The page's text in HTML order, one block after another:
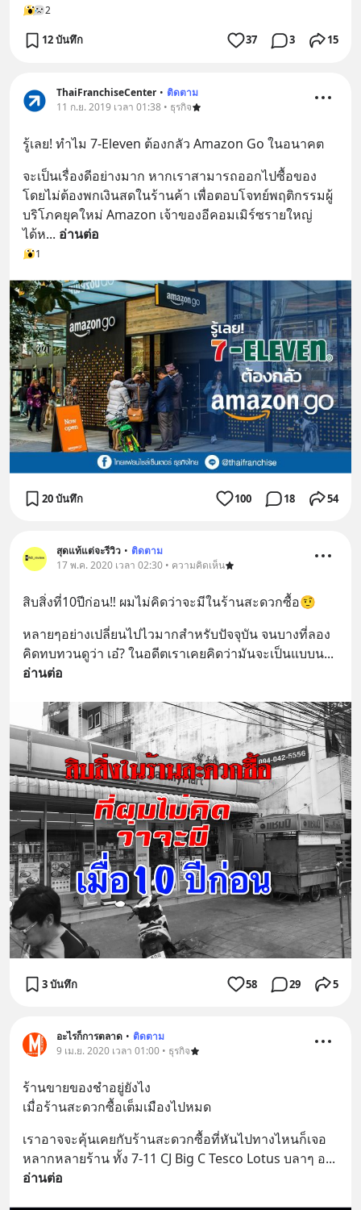
2
12 บันทึก 37 3 15
ThaiFranchiseCenter • ติดตาม
11 ก.ย. 2019 เวลา 01:38 • ธุรกิจ
รู้เลย! ทำไม 7-Eleven ต้องกลัว Amazon Go ในอนาคต
จะเป็นเรื่องดีอย่างมาก หากเราสามารถออกไปซื้อของ
โดยไม่ต้องพกเงินสดในร้านค้า เพื่อตอบโจทย์พฤติกรรมผู้
บริโภคยุคใหม่ Amazon เจ้าของอีคอมเมิร์ซรายใหญ่
ได้ห... อ่านต่อ
1
20 บันทึก 100 18 54
สุดแท้แต่จะรีวิว • ติดตาม
17 พ.ค. 2020 เวลา 02:30 • ความคิดเห็น
สิบสิ่งที่10ปีก่อน‼️ ผมไม่คิดว่าจะมีในร้านสะดวกซื้อ🤨
หลายๆอย่างเปลี่ยนไปไวมากสำหรับปัจจุบัน จนบางที่ลอง
คิดทบทวนดูว่า เอ๋? ในอดีตเราเคยคิดว่ามันจะเป็นแบบน
อ่านต่อ
3 บันทึก 58 29 5
อะไรก็การตลาด • ติดตาม
9 เม.ย. 2020 เวลา 01:00 • ธุรกิจ
ร้านขายของชำอยู่ยังไง
เมื่อร้านสะดวกซื้อเต็มเมืองไปหมด
เราอาจจะคุ้นเคยกับร้านสะดวกซื้อที่หันไปทางไหนก็เจอ
หลากหลายร้าน ทั้ง 7-11 CJ Big C Tesco Lotus บลาๆ อ
อ่านต่อ